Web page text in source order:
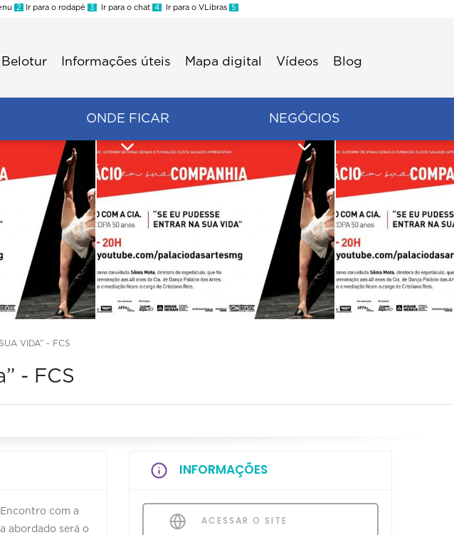
2 Ir para o rodapé 3 Ir para o chat 4 Ir para o VLibras 5
Belotur Informações úteis Mapa digital Vídeos Blog
ONDE FICAR NEGÓCIOS
VIDA” - FCS
- FCS
com a
abordado será o
INFORMAÇÕES
ACESSAR O SITE